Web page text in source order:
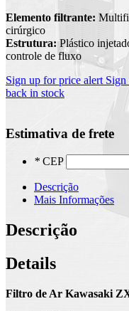
Elemento filtrante:
cirúrgico
Estrutura:Plástico
controle de fluxo
Sign up for price alert Sign
back in stock
Estimativa de frete
* CEP
Descrição
Mais Informações
Descrição
Details
Filtro de Ar Kawasaki